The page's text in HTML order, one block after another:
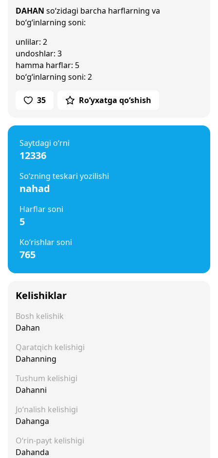
DAHAN so‘zidagi barcha harflarning va
bo‘g‘inlarning soni:
unlilar: 2
undoshlar: 3
hamma harflar: 5
bo‘g‘inlarning soni: 2
35 Ro‘yxatga qo‘shish
Saytdagi o‘rni
12336
So‘zning teskari yozilishi
nahad
Harflar soni
5
Ko‘rishlar soni
765
Kelishiklar
Bosh kelishik
Dahan
Qaratqich kelishigi
Dahanning
Tushum kelishigi
Dahanni
Jo‘nalish kelishigi
Dahanga
O‘rin-payt kelishigi
Dahanda